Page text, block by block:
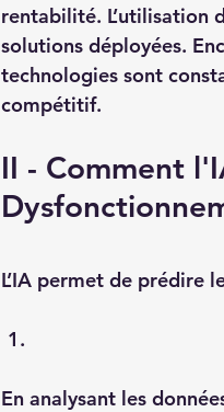
rentabilité. L’utilisation
solutions déployées.
technologies sont
compétitif.
II - Comment
L’IA permet de prédire
En analysant les